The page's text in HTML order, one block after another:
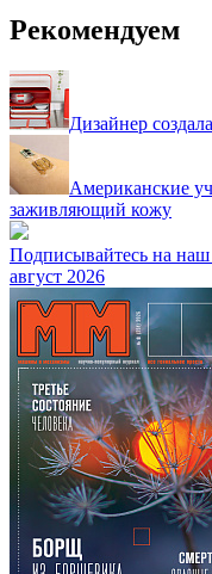
Рекомендуем
Дизайнер
Американские
заживляющий кожу
Подписывайтесь на наш
август 2026